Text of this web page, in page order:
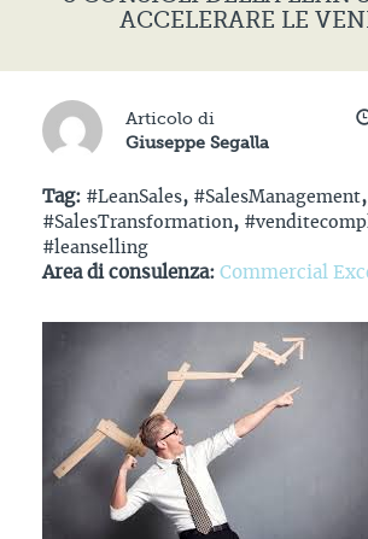
ACCELERARE LE
Articolo di
Giuseppe Segalla
Tag: #LeanSales, #SalesManagement,
#SalesTransformation,
#leanselling
Area di consulenza: Commercial